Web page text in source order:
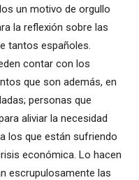
un motivo de orgullo
la reflexión sobre las
tantos españoles.
contar con los
que son además, en
personas que
aliviar la necesidad
los que están sufriendo
económica. Lo hacen
escrupulosamente las